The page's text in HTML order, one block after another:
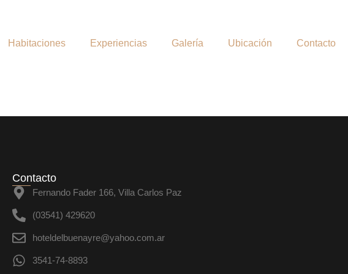
Habitaciones Experiencias Galería Ubicación Contacto
Contacto
Fernando Fader 166, Villa Carlos Paz
(03541) 429620
hoteldelbuenayre@yahoo.com.ar
3541-74-8893